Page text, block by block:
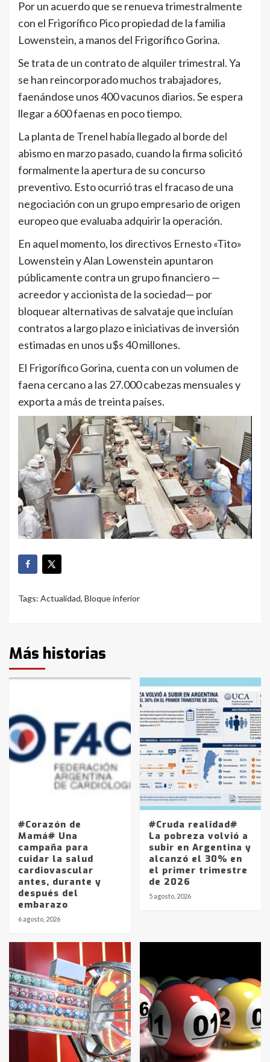
Por un acuerdo que se renueva trimestralmente
con el Frigorífico Pico propiedad de la familia
Lowenstein, a manos del Frigorífico Gorina.
Se trata de un contrato de alquiler trimestral. Ya
se han reincorporado muchos trabajadores,
faenándose unos 400 vacunos diarios. Se espera
llegar a 600 faenas en poco tiempo.
La planta de Trenel había llegado al borde del
abismo en marzo pasado, cuando la firma solicitó
formalmente la apertura de su concurso
preventivo. Esto ocurrió tras el fracaso de una
negociación con un grupo empresario de origen
europeo que evaluaba adquirir la operación.
En aquel momento, los directivos Ernesto «Tito»
Lowenstein y Alan Lowenstein apuntaron
públicamente contra un grupo financiero —
acreedor y accionista de la sociedad— por
bloquear alternativas de salvataje que incluían
contratos a largo plazo e iniciativas de inversión
estimadas en unos u$s 40 millones.
El Frigorífico Gorina, cuenta con un volumen de
faena cercano a las 27.000 cabezas mensuales y
exporta a más de treinta países.
Tags: Actualidad, Bloque inferior
Más historias
#Corazón de
Mamá# Una
campaña para
cuidar la salud
cardiovascular
antes, durante y
después del
embarazo
6 agosto, 2026
#Cruda realidad#
La pobreza volvió a
subir en Argentina y
alcanzó el 30% en
el primer trimestre
de 2026
5 agosto, 2026